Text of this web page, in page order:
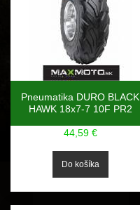
Pneumatika DURO BLACK
HAWK 18x7-7 10F PR2
44,59 €